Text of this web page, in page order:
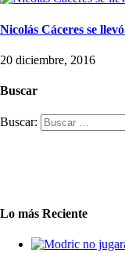
Nicolás Cáceres se
20 diciembre, 2016
Buscar
Buscar:
Lo más Reciente